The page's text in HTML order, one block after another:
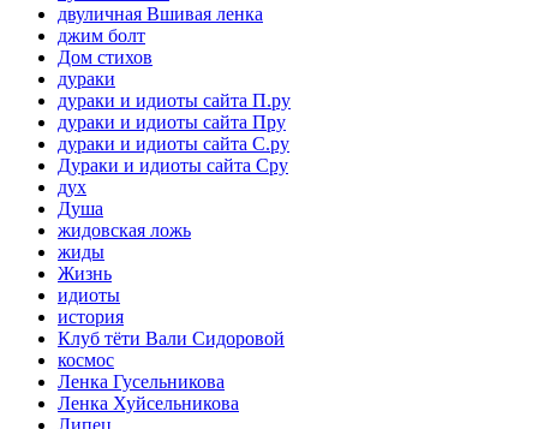
двуличная Вшивая ленка
джим болт
Дом стихов
дураки
дураки и идиоты сайта П.ру
дураки и идиоты сайта Пру
дураки и идиоты сайта С.ру
Дураки и идиоты сайта Сру
дух
Душа
жидовская ложь
жиды
Жизнь
идиоты
история
Клуб тёти Вали Сидоровой
космос
Ленка Гусельникова
Ленка Хуйсельникова
Липец